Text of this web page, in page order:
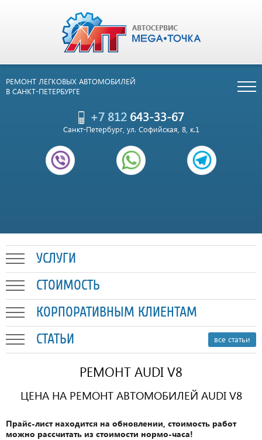
РЕМОНТ ЛЕГКОВЫХ АВТОМОБИЛЕЙ
В САНКТ-ПЕТЕРБУРГЕ
+7 812643-33-67
Санкт-Петербург, ул. Софийская, 8, к.1
УСЛУГИ
СТОИМОСТЬ
КОРПОРАТИВНЫМ КЛИЕНТАМ
СТАТЬИ
все статьи
РЕМОНТ AUDI V8
ЦЕНА НА РЕМОНТ АВТОМОБИЛЕЙ AUDI V8
Прайс-лист находится на обновлении, стоимость работ
можно рассчитать из стоимости нормо-часа!